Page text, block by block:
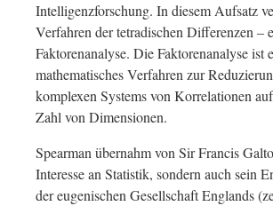
Intelligenzforschung. In diesem Aufsatz
Verfahren der tetradischen Differenzen –
Faktorenanalyse. Die Faktorenanalyse ist
mathematisches Verfahren zur
komplexen Systems von Korrelationen
Zahl von Dimensionen.
Spearman übernahm von Sir Francis
Interesse an Statistik, sondern auch sein
der eugenischen Gesellschaft Englands